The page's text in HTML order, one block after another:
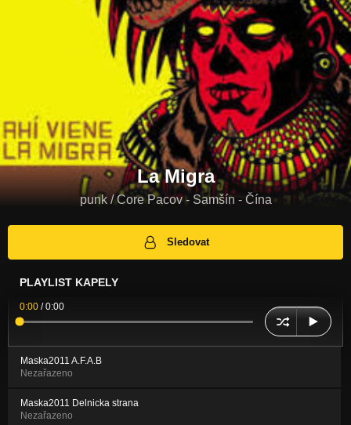
La Migra
punk / Core Pacov - Samšín - Čína
Sledovat
PLAYLIST KAPELY
0:00 /0:00
Maska2011 A.F.A.B
Nezařazeno
Maska2011 Delnicka strana
Nezařazeno